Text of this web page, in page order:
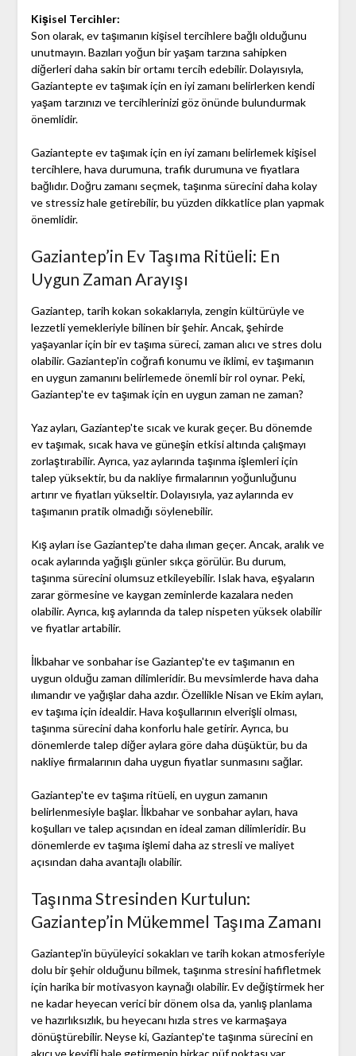
Kişisel Tercihler:
Son olarak, ev taşımanın kişisel tercihlere bağlı olduğunu
unutmayın. Bazıları yoğun bir yaşam tarzına sahipken
diğerleri daha sakin bir ortamı tercih edebilir. Dolayısıyla,
Gaziantepte ev taşımak için en iyi zamanı belirlerken kendi
yaşam tarzınızı ve tercihlerinizi göz önünde bulundurmak
önemlidir.
Gaziantepte ev taşımak için en iyi zamanı belirlemek kişisel
tercihlere, hava durumuna, trafik durumuna ve fiyatlara
bağlıdır. Doğru zamanı seçmek, taşınma sürecini daha kolay
ve stressiz hale getirebilir, bu yüzden dikkatlice plan yapmak
önemlidir.
Gaziantep’in Ev Taşıma Ritüeli: En
Uygun Zaman Arayışı
Gaziantep, tarih kokan sokaklarıyla, zengin kültürüyle ve
lezzetli yemekleriyle bilinen bir şehir. Ancak, şehirde
yaşayanlar için bir ev taşıma süreci, zaman alıcı ve stres dolu
olabilir. Gaziantep'in coğrafi konumu ve iklimi, ev taşımanın
en uygun zamanını belirlemede önemli bir rol oynar. Peki,
Gaziantep'te ev taşımak için en uygun zaman ne zaman?
Yaz ayları, Gaziantep'te sıcak ve kurak geçer. Bu dönemde
ev taşımak, sıcak hava ve güneşin etkisi altında çalışmayı
zorlaştırabilir. Ayrıca, yaz aylarında taşınma işlemleri için
talep yüksektir, bu da nakliye firmalarının yoğunluğunu
artırır ve fiyatları yükseltir. Dolayısıyla, yaz aylarında ev
taşımanın pratik olmadığı söylenebilir.
Kış ayları ise Gaziantep'te daha ılıman geçer. Ancak, aralık ve
ocak aylarında yağışlı günler sıkça görülür. Bu durum,
taşınma sürecini olumsuz etkileyebilir. Islak hava, eşyaların
zarar görmesine ve kaygan zeminlerde kazalara neden
olabilir. Ayrıca, kış aylarında da talep nispeten yüksek olabilir
ve fiyatlar artabilir.
İlkbahar ve sonbahar ise Gaziantep'te ev taşımanın en
uygun olduğu zaman dilimleridir. Bu mevsimlerde hava daha
ılımandır ve yağışlar daha azdır. Özellikle Nisan ve Ekim ayları,
ev taşıma için idealdir. Hava koşullarının elverişli olması,
taşınma sürecini daha konforlu hale getirir. Ayrıca, bu
dönemlerde talep diğer aylara göre daha düşüktür, bu da
nakliye firmalarının daha uygun fiyatlar sunmasını sağlar.
Gaziantep'te ev taşıma ritüeli, en uygun zamanın
belirlenmesiyle başlar. İlkbahar ve sonbahar ayları, hava
koşulları ve talep açısından en ideal zaman dilimleridir. Bu
dönemlerde ev taşıma işlemi daha az stresli ve maliyet
açısından daha avantajlı olabilir.
Taşınma Stresinden Kurtulun:
Gaziantep’in Mükemmel Taşıma Zamanı
Gaziantep'in büyüleyici sokakları ve tarih kokan atmosferiyle
dolu bir şehir olduğunu bilmek, taşınma stresini hafifletmek
için harika bir motivasyon kaynağı olabilir. Ev değiştirmek her
ne kadar heyecan verici bir dönem olsa da, yanlış planlama
ve hazırlıksızlık, bu heyecanı hızla stres ve karmaşaya
dönüştürebilir. Neyse ki, Gaziantep'te taşınma sürecini en